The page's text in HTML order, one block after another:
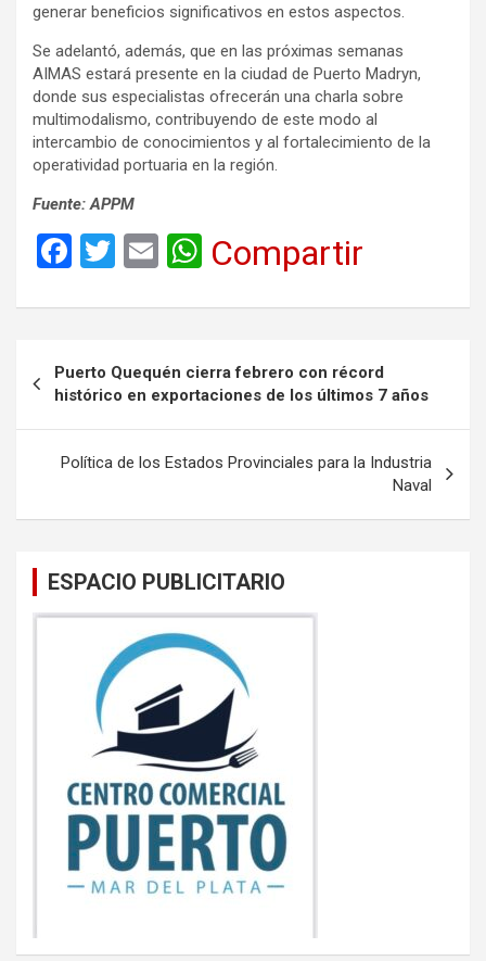
generar beneficios significativos en estos aspectos.
Se adelantó, además, que en las próximas semanas
AIMAS estará presente en la ciudad de Puerto Madryn,
donde sus especialistas ofrecerán una charla sobre
multimodalismo, contribuyendo de este modo al
intercambio de conocimientos y al fortalecimiento de la
operatividad portuaria en la región.
Fuente: APPM
F
ce
o
o
k
T
tt
er
E
ail
W
at
A
p
p
Compartir
de
entradas
Puerto Quequén cierra febrero con récord
histórico en exportaciones de los últimos 7 años
Política de los Estados Provinciales para la Industria
Naval
ESPACIO PUBLICITARIO